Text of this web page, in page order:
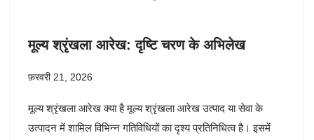
मूल्य श्रृंखला आरेख: दृष्टि चरण के अभिलेख
फ़रवरी 21, 2026
मूल्य श्रृंखला आरेख क्या है मूल्य श्रृंखला आरेख उत्पाद या सेवा के
उत्पादन में शामिल विभिन्न गतिविधियों का दृश्य प्रतिनिधित्व है। इसमें